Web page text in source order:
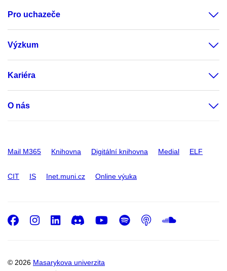
Pro uchazeče
Výzkum
Kariéra
O nás
Mail M365 Knihovna Digitální knihovna Medial ELF
CIT IS Inet.muni.cz Online výuka
© 2026 Masarykova univerzita
Facebook
Instagram
LinkedIn
DiscordYoutube
Spotify
Podcast